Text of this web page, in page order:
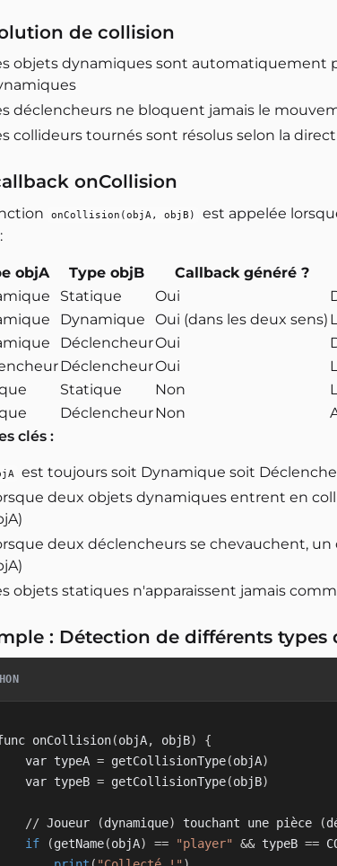
de collision
objets dynamiques sont automatiquement
déclencheurs ne bloquent jamais le
collideurs tournés sont résolus selon la
onCollision
onCollision(objA, objB)
est appelée
objA Type objB Callback généré ?
Statique Oui
Dynamique Oui (dans les deux sens)
DéclencheurOui
DéclencheurOui
Statique Non
DéclencheurNon
clés :
est toujours soit Dynamique soit
deux objets dynamiques entrent en
deux déclencheurs se chevauchent,
objets statiques n'apparaissent jamais
: Détection de différents types
onCollision(objA, objB)
{
var typeA
= getCollisionType(objA)
var typeB
= getCollisionType(objB)
// Joueur (dynamique) touchant une pièce (
if
(getName(objA) == "player" && typeB ==